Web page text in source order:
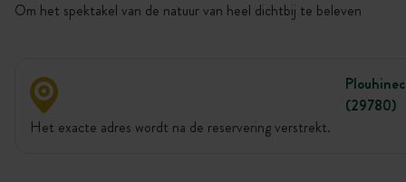
Om het spektakel van de natuur van heel dichtbij te beleven
Plouhinec
(29780)
Het exacte adres wordt na de reservering verstrekt.